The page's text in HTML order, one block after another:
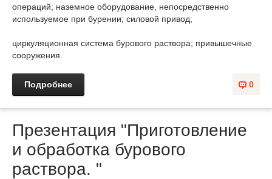
операций; наземное оборудование, непосредственно
используемое при бурении; силовой привод;
циркуляционная система бурового раствора; привышечные
сооружения.
0
Подробнее
Презентация "Приготовление
и обработка бурового
раствора. "